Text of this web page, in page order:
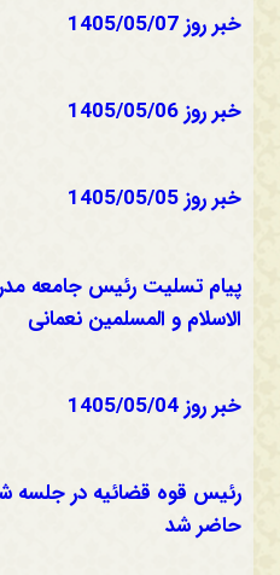
خبر روز 1405/05/07
خبر روز 1405/05/06
خبر روز 1405/05/05
پیام تسلیت رئیس جامعه
الاسلام و المسلمین نعمانی
خبر روز 1405/05/04
رئیس قوه قضائیه در جلسه
حاضر شد